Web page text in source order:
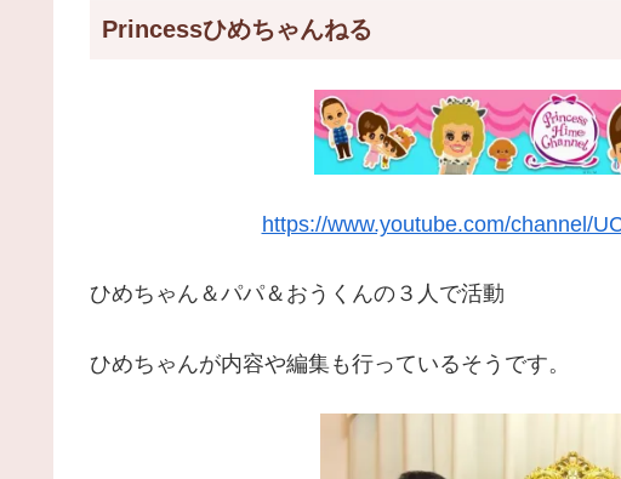
Princessひめちゃんねる
https://www.youtube.com/channel/
ひめちゃん＆パパ＆おうくんの３人で活動
ひめちゃんが内容や編集も行っているそうです。